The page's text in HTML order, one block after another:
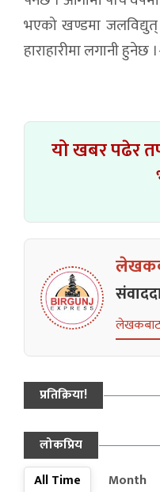
भएको खण्डमा जलविद्युत्
हाराहारीमा लगानी हुनेछ
यो खबर पढेर
प्रतिक्रिया!
लोकप्रिय
All Time
Month